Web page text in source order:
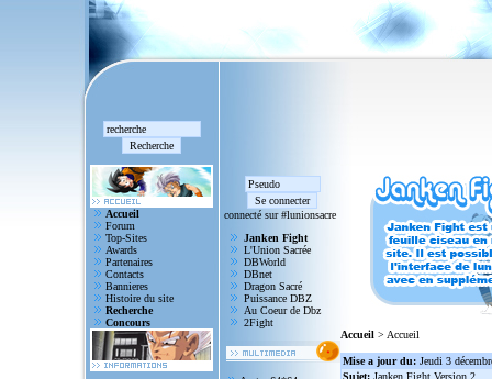
Accueil
Forum
Top-Sites
Awards
Partenaires
Contacts
Bannieres
Histoire du site
Recherche
Concours
connecté sur #lunionsacre
Janken Fight
L'Union Sacrée
DBWorld
DBnet
Dragon Sacré
Puissance DBZ
Au Coeur de Dbz
2Fight
Accueil > Accueil
Mise a jour du: Jeudi 3
Sujet: Janken Fight Version 2